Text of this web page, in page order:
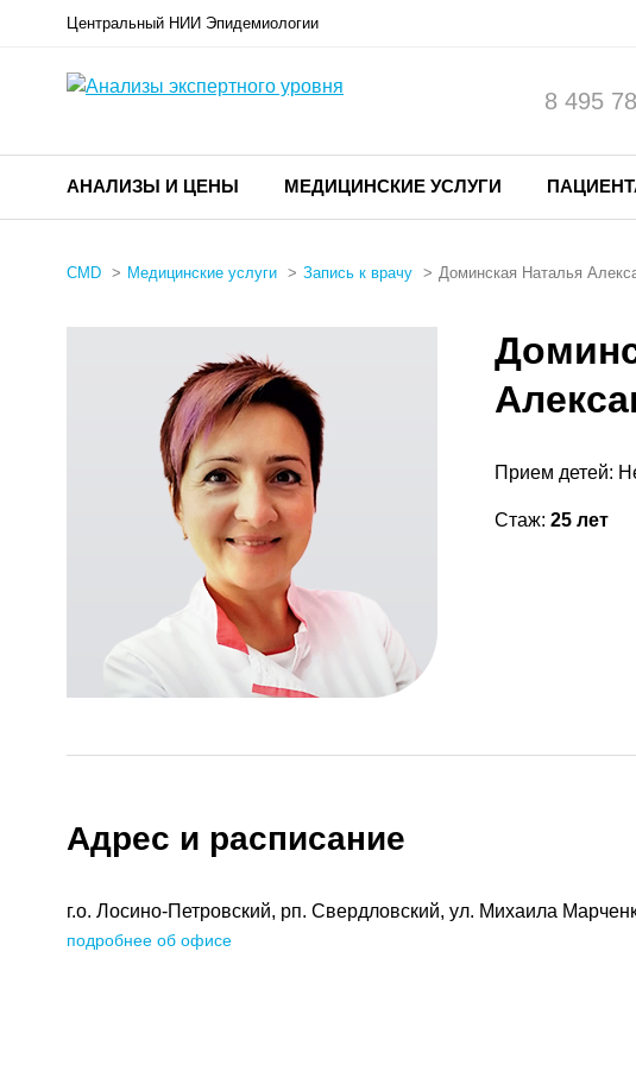
Центральный НИИ Эпидемиологии
8 495
АНАЛИЗЫ И ЦЕНЫ МЕДИЦИНСКИЕ УСЛУГИ
CMD Медицинские услуги Запись к врачу Доминская Наталья
Прием детей:
Стаж: 25 лет
Адрес и расписание
г.о. Лосино-Петровский, рп. Свердловский, ул. Михаила
подробнее об офисе